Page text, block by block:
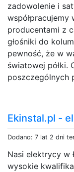
zadowolenie i
współpracujemy
producentami z
głośniki do
pewność, że w
światowej półki.
poszczególnych
Ekinstal.pl -
Dodano: 7 lat 2 dni
Nasi elektrycy w
wysokie